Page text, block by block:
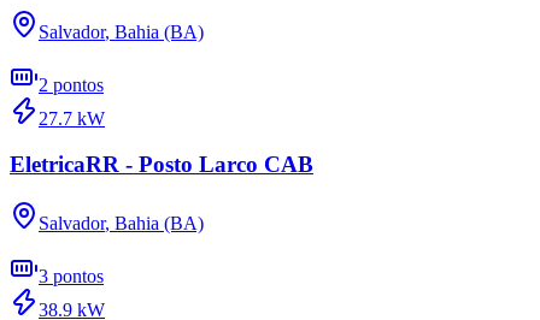
Salvador, Bahia (BA)
2 pontos
27.7 kW
EletricaRR - Posto Larco CAB
Salvador, Bahia (BA)
3 pontos
38.9 kW